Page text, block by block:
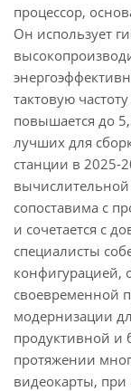
процессор,
Он использует
тактовую
повышается до
лучших для
станции в 2025-
сопоставима с
и сочетается с
специалисты
конфигурацией,
своевременной
модернизации
продуктивной и
протяжении
видеокарты,